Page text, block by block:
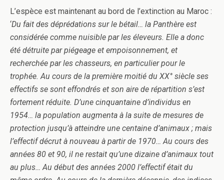
L’espèce est maintenant au bord de l’extinction au Maroc :
‘Du fait des déprédations sur le bétail… la Panthère est
considérée comme nuisible par les éleveurs. Elle a donc
été détruite par piégeage et empoisonnement, et
recherchée par les chasseurs, en particulier pour le
trophée. Au cours de la première moitié du XX° siècle ses
effectifs se sont effondrés et son aire de répartition s’est
fortement réduite. D’une cinquantaine d’individus en
1954… la population augmenta à la suite de mesures de
protection jusqu’à atteindre une centaine d’animaux ; mais
l’effectif décrut à nouveau à partir de 1970… Au cours des
années 80 et 90, il ne restait qu’une dizaine d’animaux tout
au plus… Au début des années 2000 l’effectif était du